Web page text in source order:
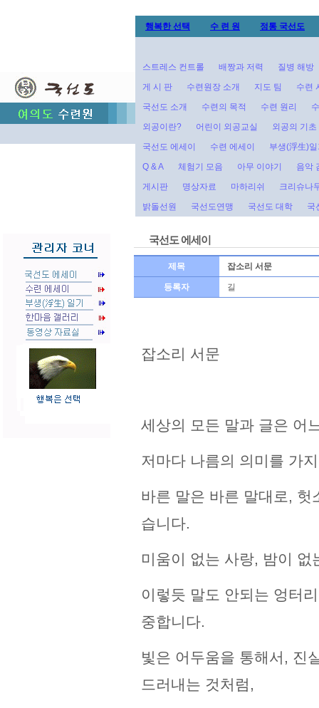
행복한 선택 수 련 원 정통 국선도
스트레스 컨트롤 배짱과 저력
질병 해방
게 시 판
수련원장 소개 지도 팀
수련
국선도 소개
수련의 목적 수련 원리
외공이란?
어린이 외공교실
외공의 기초
국선도 에세이
수련 에세이
부생(浮生)
Q & A
체험기 모음 아무 이야기
음악
게시판
명상자료 마하리쉬
크리슈나
밝돌선원
국선도연맹 국선도 대학 국
국선도 에세이
제목 잡소리 서문
등록자 길
잡소리 서문
세상의 모든 말과 글은 어
저마다 나름의 의미를 가
바른 말은 바른 말대로,
습니다.
미움이 없는 사랑, 밤이
이렇듯 말도 안되는 엉터
중합니다.
빛은 어두움을 통해서, 진
드러내는 것처럼,